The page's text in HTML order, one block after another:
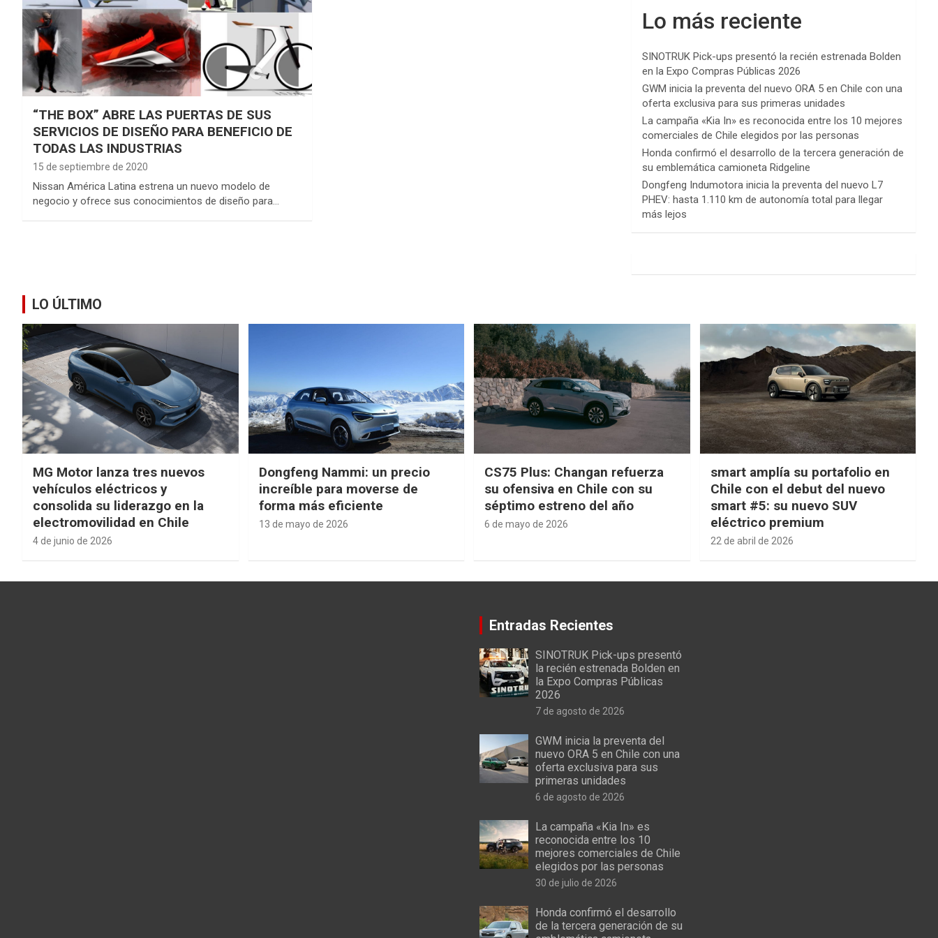
“THE BOX” ABRE LAS PUERTAS DE SUS
SERVICIOS DE DISEÑO PARA BENEFICIO DE
TODAS LAS INDUSTRIAS
15 de septiembre de 2020
Nissan América Latina estrena un nuevo modelo de
negocio y ofrece sus conocimientos de diseño para…
Lo más reciente
SINOTRUK Pick-ups presentó la recién estrenada Bolden
en la Expo Compras Públicas 2026
GWM inicia la preventa del nuevo ORA 5 en Chile con una
oferta exclusiva para sus primeras unidades
La campaña «Kia In» es reconocida entre los 10 mejores
comerciales de Chile elegidos por las personas
Honda confirmó el desarrollo de la tercera generación de
su emblemática camioneta Ridgeline
Dongfeng Indumotora inicia la preventa del nuevo L7
PHEV: hasta 1.110 km de autonomía total para llegar
más lejos
LO ÚLTIMO
MG Motor lanza tres nuevos
vehículos eléctricos y
consolida su liderazgo en la
electromovilidad en Chile
4 de junio de 2026
Dongfeng Nammi: un precio
increíble para moverse de
forma más eficiente
13 de mayo de 2026
CS75 Plus: Changan refuerza
su ofensiva en Chile con su
séptimo estreno del año
6 de mayo de 2026
smart amplía su portafolio en
Chile con el debut del nuevo
smart #5: su nuevo SUV
eléctrico premium
22 de abril de 2026
Entradas Recientes
SINOTRUK Pick-ups presentó
la recién estrenada Bolden en
la Expo Compras Públicas
2026
7 de agosto de 2026
GWM inicia la preventa del
nuevo ORA 5 en Chile con una
oferta exclusiva para sus
primeras unidades
6 de agosto de 2026
La campaña «Kia In» es
reconocida entre los 10
mejores comerciales de Chile
elegidos por las personas
30 de julio de 2026
Honda confirmó el desarrollo
de la tercera generación de su